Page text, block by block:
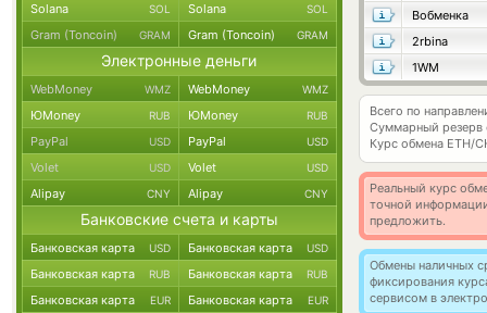
Вобменка
2rbina
1WM
Всего по
Суммарный резерв
Курс обмена ETH/
Реальный курс
точной
предложить.
Обмены наличных
фиксирования
сервисом в
Solana SOL Solana SOL
Gram (Toncoin) GRAM Gram (Toncoin) GRAM
Электронные деньги
WebMoney WMZ WebMoney WMZ
ЮMoney RUB ЮMoney RUB
PayPal USD PayPal USD
Volet USD Volet USD
Alipay CNY Alipay CNY
Банковские счета и карты
Банковская карта USD Банковская карта USD
Банковская карта RUB Банковская карта RUB
Банковская карта EUR Банковская карта EUR